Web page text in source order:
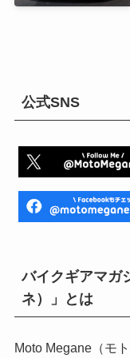
公式SNS
バイクギアマガ
ネ）」とは
Moto Megane（モ